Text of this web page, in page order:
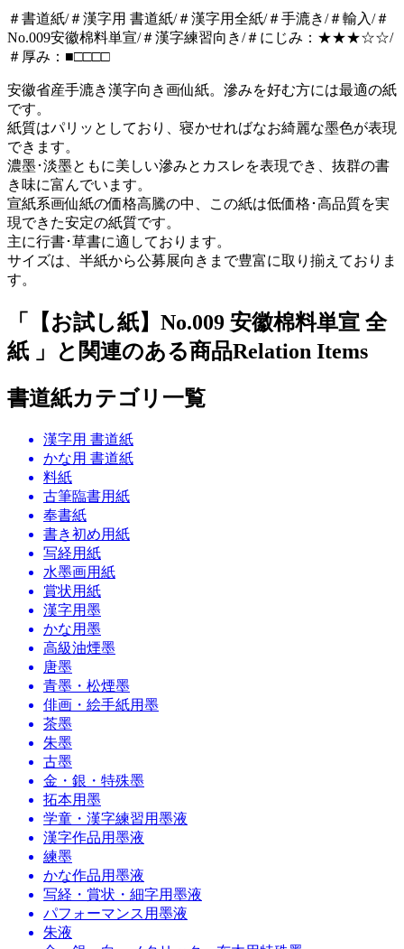
＃書道紙/＃漢字用 書道紙/＃漢字用全紙/＃手漉き/＃輸入/＃
No.009安徽棉料単宣/＃漢字練習向き/＃にじみ：★★★☆☆/
＃厚み：■□□□□
安徽省産手漉き漢字向き画仙紙。滲みを好む方には最適の紙
です。
紙質はパリッとしており、寝かせればなお綺麗な墨色が表現
できます。
濃墨･淡墨ともに美しい滲みとカスレを表現でき、抜群の書
き味に富んでいます。
宣紙系画仙紙の価格高騰の中、この紙は低価格･高品質を実
現できた安定の紙質です。
主に行書･草書に適しております。
サイズは、半紙から公募展向きまで豊富に取り揃えておりま
す。
「【お試し紙】No.009 安徽棉料単宣 全
紙 」と関連のある商品Relation Items
書道紙カテゴリ一覧
漢字用 書道紙
かな用 書道紙
料紙
古筆臨書用紙
奉書紙
書き初め用紙
写経用紙
水墨画用紙
賞状用紙
漢字用墨
かな用墨
高級油煙墨
唐墨
青墨・松煙墨
俳画・絵手紙用墨
茶墨
朱墨
古墨
金・銀・特殊墨
拓本用墨
学童・漢字練習用墨液
漢字作品用墨液
練墨
かな作品用墨液
写経・賞状・細字用墨液
パフォーマンス用墨液
朱液